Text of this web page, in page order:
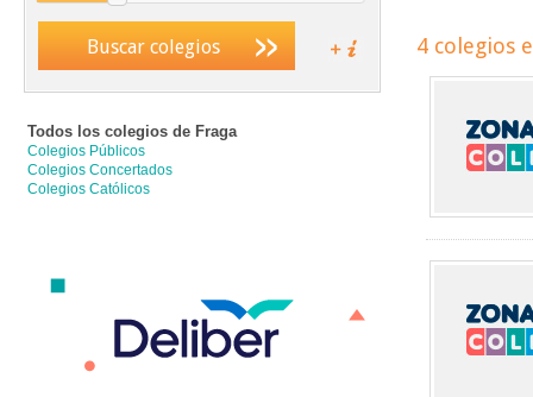
Buscar colegios
Todos los colegios de Fraga
Colegios Públicos
Colegios Concertados
Colegios Católicos
4 colegios